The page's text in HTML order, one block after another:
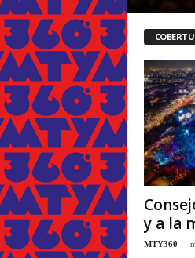
y a la
MTY360 -